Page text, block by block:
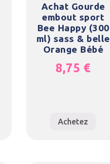
Achat Gourde
embout sport
Bee Happy (300
ml) sass & belle
Orange Bébé
8,75 €
Achetez